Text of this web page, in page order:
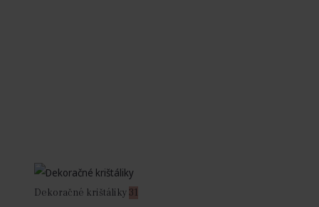
Dekoračné krištáliky 31